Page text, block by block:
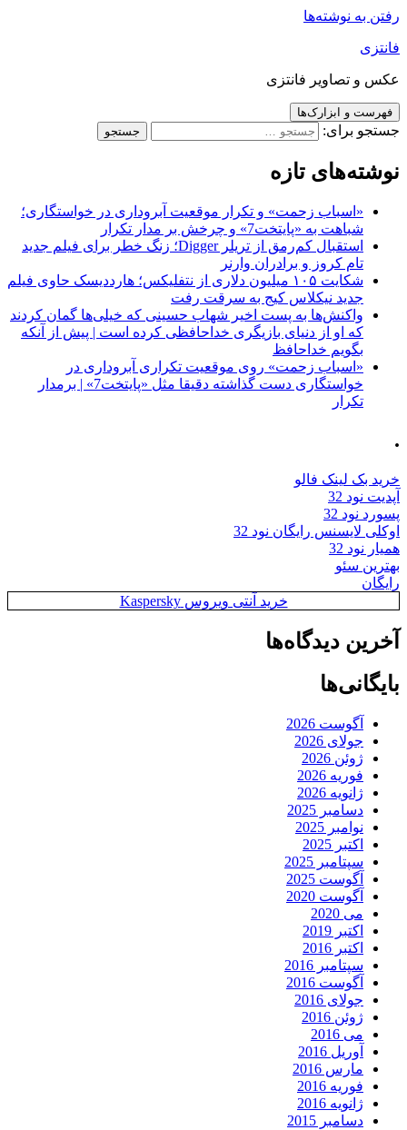
رفتن به نوشته‌ها
فانتزی
عکس و تصاویر فانتزی
فهرست و ابزارک‌ها
جستجو برای:
نوشته‌های تازه
«اسباب زحمت» و تکرار موقعیت آبروداری در خواستگاری؛
شباهت به «پایتخت7» و چرخش بر مدار تکرار
استقبال کم‌رمق از تریلر Digger؛ زنگ خطر برای فیلم جدید
تام کروز و برادران وارنر
شکایت ۱۰۵ میلیون دلاری از نتفلیکس؛ هارددیسک حاوی فیلم
جدید نیکلاس کیج به سرقت رفت
واکنش‌ها به پست اخیر شهاب حسینی که خیلی‌ها گمان کردند
که او از دنیای بازیگری خداحافظی کرده است | پیش از آنکه
بگویم خداحافظ
«اسباب زحمت» روی موقعیت تکراری آبروداری در
خواستگاری دست گذاشته دقیقا مثل «پایتخت7» | برمدار
تکرار
.
خرید بک لینک فالو
آپدیت نود 32
پسورد نود 32
اوکلی لایسنس رایگان نود 32
همیار نود 32
بهترین سئو
رایگان
خرید آنتی ویروس Kaspersky
آخرین دیدگاه‌ها
بایگانی‌ها
آگوست 2026
جولای 2026
ژوئن 2026
فوریه 2026
ژانویه 2026
دسامبر 2025
نوامبر 2025
اکتبر 2025
سپتامبر 2025
آگوست 2025
آگوست 2020
می 2020
اکتبر 2019
اکتبر 2016
سپتامبر 2016
آگوست 2016
جولای 2016
ژوئن 2016
می 2016
آوریل 2016
مارس 2016
فوریه 2016
ژانویه 2016
دسامبر 2015